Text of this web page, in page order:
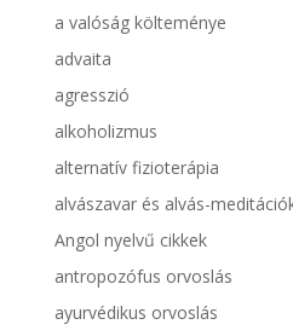
a valóság költeménye
advaita
agresszió
alkoholizmus
alternatív fizioterápia
alvászavar és alvás-
Angol nyelvű cikkek
antropozófus orvoslás
ayurvédikus orvoslás